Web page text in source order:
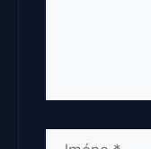
Jméno